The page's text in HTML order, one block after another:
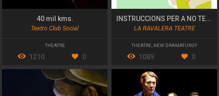
40 mil kms.
Teatro Club Social
THEATRE
1210 0
INSTRUCCIONS PER A NO TENIR POR SI VE LA PASTORA
LA RAVALERA TEATRE
THEATRE NEW DRAMATURGY
1089 0